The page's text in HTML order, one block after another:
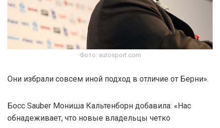
Фото: autosport.com
Они избрали совсем иной подход в отличие от Берни».
Босс Sauber Мониша Кальтенборн добавила: «Нас
обнадеживает, что новые владельцы четко